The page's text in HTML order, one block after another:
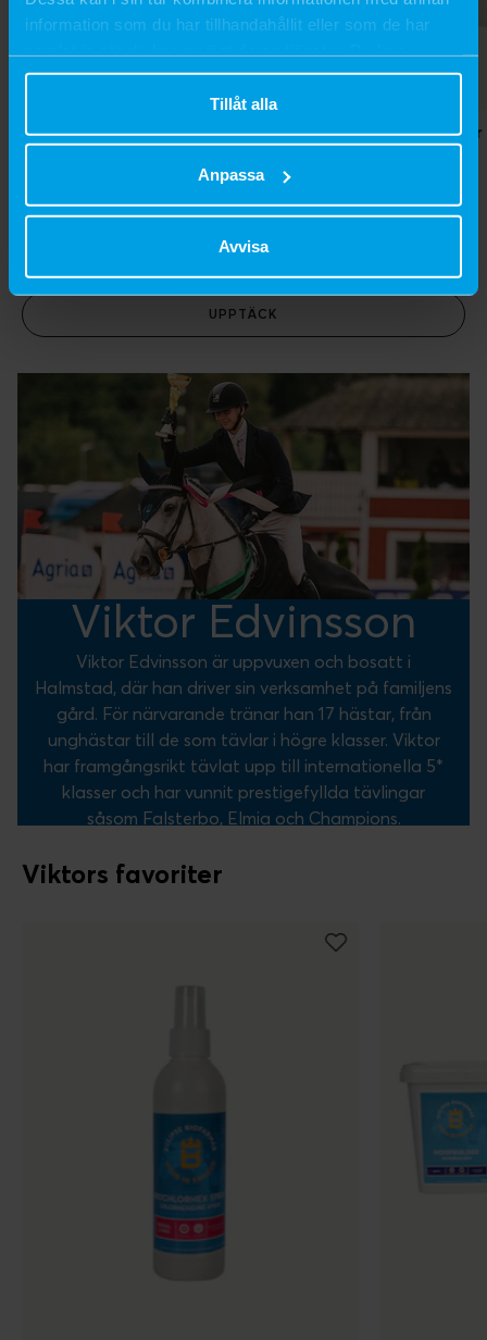
information som du har tillhandahållit eller som de har
närsomhelst ändra ditt samtycke.
Tillåt alla
Anpassa
Avvisa
Zink Ointment
100 g 225 g
Apple
UPPTÄCK
Viktor Edvinsson
Viktor Edvinsson är uppvuxen och bosatt i
Halmstad, där han driver sin verksamhet på familjens
gård. För närvarande tränar han 17 hästar, från
unghästar till de som tävlar i högre klasser. Viktor
har framgångsrikt tävlat upp till internationella 5*
klasser och har vunnit prestigefyllda tävlingar
såsom Falsterbo, Elmia och Champions.
Viktors favoriter